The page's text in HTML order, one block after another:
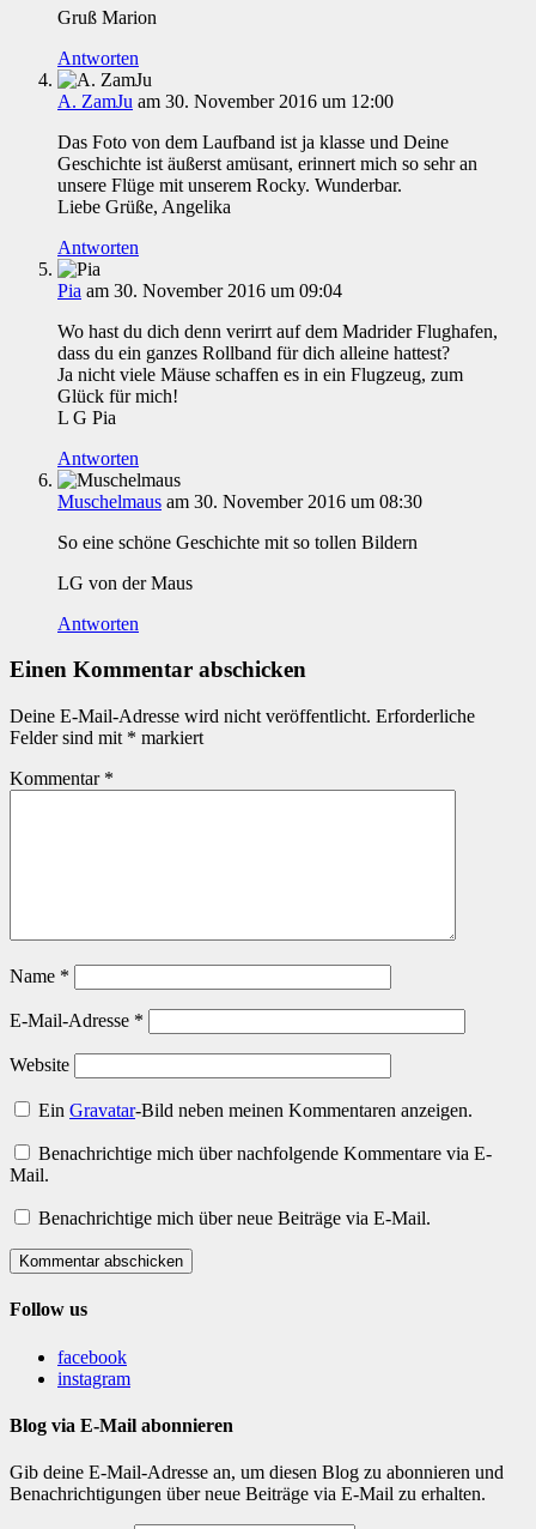
Gruß Marion
Antworten
A. ZamJu am 30. November 2016 um 12:00
Das Foto von dem Laufband ist ja klasse und Deine
Geschichte ist äußerst amüsant, erinnert mich so sehr an
unsere Flüge mit unserem Rocky. Wunderbar.
Liebe Grüße, Angelika
Antworten
Pia am 30. November 2016 um 09:04
Wo hast du dich denn verirrt auf dem Madrider Flughafen,
dass du ein ganzes Rollband für dich alleine hattest?
Ja nicht viele Mäuse schaffen es in ein Flugzeug, zum
Glück für mich!
L G Pia
Antworten
Muschelmaus am 30. November 2016 um 08:30
So eine schöne Geschichte mit so tollen Bildern
LG von der Maus
Antworten
Einen Kommentar abschicken
Deine E-Mail-Adresse wird nicht veröffentlicht. Erforderliche
Felder sind mit * markiert
Kommentar *
Name *
E-Mail-Adresse *
Website
EinGravatar-Bild neben meinen Kommentaren anzeigen.
Benachrichtige mich über nachfolgende Kommentare via E-
Mail.
Benachrichtige mich über neue Beiträge via E-Mail.
Kommentar abschicken
Follow us
facebook
instagram
Blog via E-Mail abonnieren
Gib deine E-Mail-Adresse an, um diesen Blog zu abonnieren und
Benachrichtigungen über neue Beiträge via E-Mail zu erhalten.